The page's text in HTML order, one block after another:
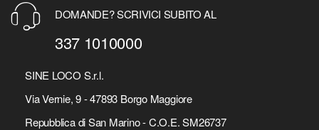
DOMANDE? SCRIVICI SUBITO AL
337 1010000
SINE LOCO S.r.l.
Via Vernie, 9 - 47893 Borgo Maggiore
Repubblica di San Marino - C.O.E. SM26737